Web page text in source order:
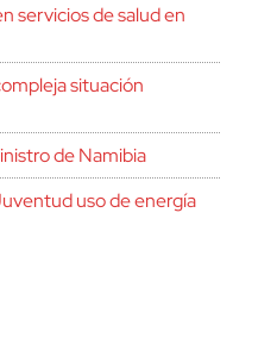
servicios de salud en
situación
de Namibia
uso de energía